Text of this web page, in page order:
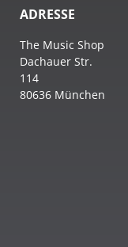
ADRESSE
The Music Shop
Dachauer Str.
114
80636 München